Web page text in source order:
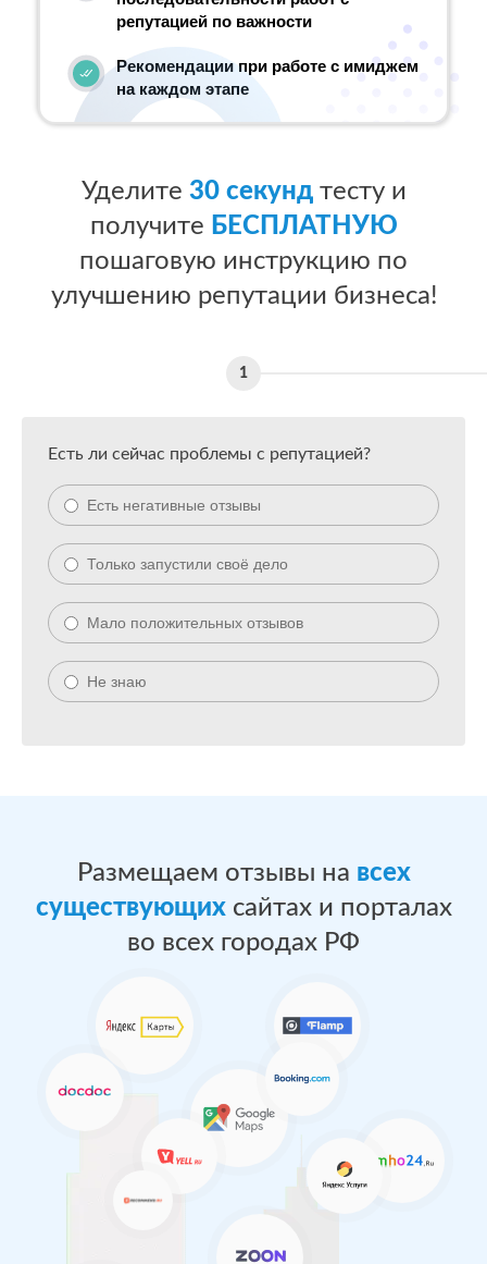
репутацией по важности
Рекомендации при работе с имиджем
на каждом этапе
Уделите 30 секундтесту и
получите БЕСПЛАТНУЮ
пошаговую инструкцию по
улучшению репутации бизнеса!
Есть ли сейчас проблемы с репутацией?
Есть негативные отзывы
Только запустили своё дело
Мало положительных отзывов
Не знаю
Размещаем отзывы на всех
существующихсайтах и порталах
во всех городах РФ